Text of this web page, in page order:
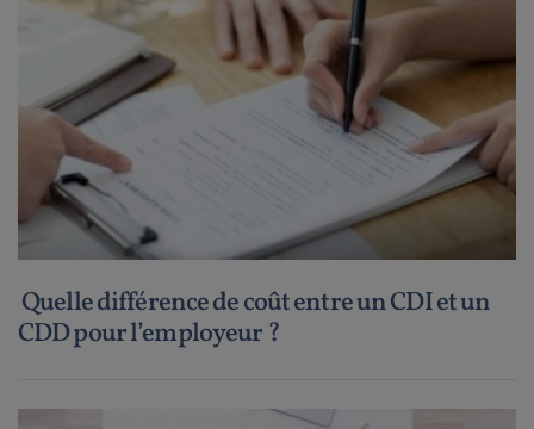
Quelle différence de coût entre un CDI et un
CDD pour l’employeur ?